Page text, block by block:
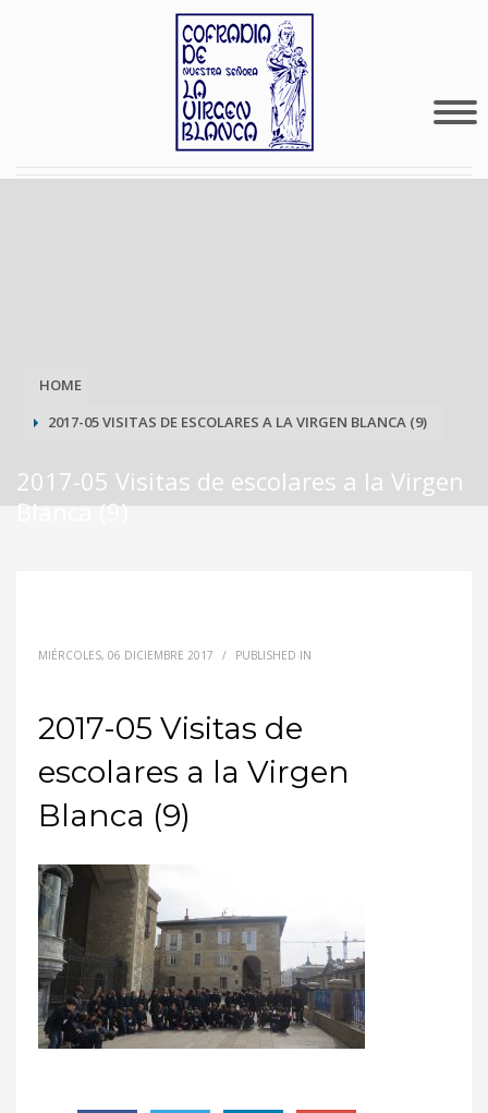
HOME
2017-05 VISITAS DE ESCOLARES A LA VIRGEN BLANCA (9)
2017-05 Visitas de escolares a la Virgen
Blanca (9)
MIÉRCOLES, 06 DICIEMBRE 2017 / PUBLISHED IN
2017-05 Visitas de
escolares a la Virgen
Blanca (9)